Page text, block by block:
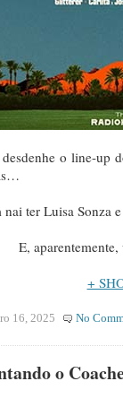
o line-up
nai ter Luisa Sonza
E,
+
16, 2025 No
o